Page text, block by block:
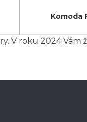
Komoda
V roku 2024 Vám